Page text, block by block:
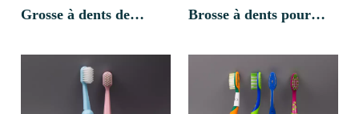
Grosse à dents de
brosse à poils à poils
doux en gros avec des
Brosse à dents pour
enfants doux à poils
doux avec diverses